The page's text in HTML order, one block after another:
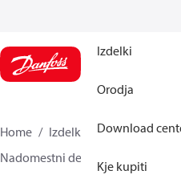
Izdelki
Orodja
Download
Kje kupiti
Home Izdelki Climate
Nadomestni deli in dodatki za